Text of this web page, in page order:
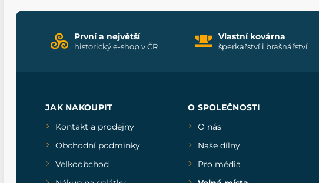
První a největší
historický e-shop v ČR
Vlastní kovárna
šperkařství i brašnářství
JAK NAKOUPIT
Kontakt a prodejny
Obchodní podmínky
Velkoobchod
O SPOLEČNOSTI
O nás
Naše dílny
Pro média